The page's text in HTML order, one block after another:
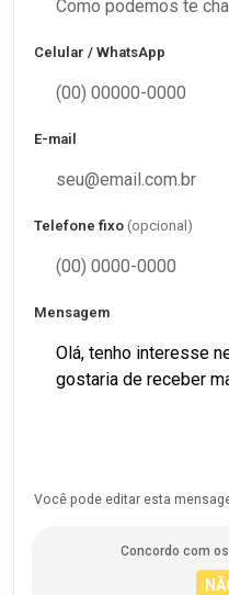
Celular / WhatsApp
E-mail
Telefone fixo (opcional)
Mensagem
Você pode editar esta
Concordo com os